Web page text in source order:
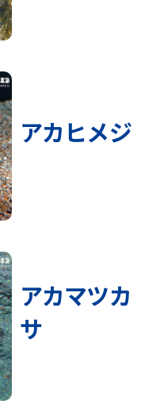
アカヒメジ
アカマツカ
サ